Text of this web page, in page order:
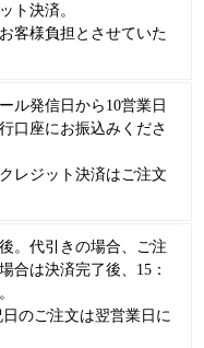
ト決済。
客様負担とさせていた
ル発信日から10営業日
口座にお振込みくださ
レジット決済はご注文
。代引きの場合、ご注
合は決済完了後、15：
のご注文は翌営業日に